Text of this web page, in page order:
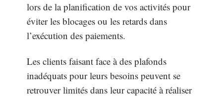
lors de la planification de vos activités pour
éviter les blocages ou les retards dans
l’exécution des paiements.
Les clients faisant face à des plafonds
inadéquats pour leurs besoins peuvent se
retrouver limités dans leur capacité à réaliser